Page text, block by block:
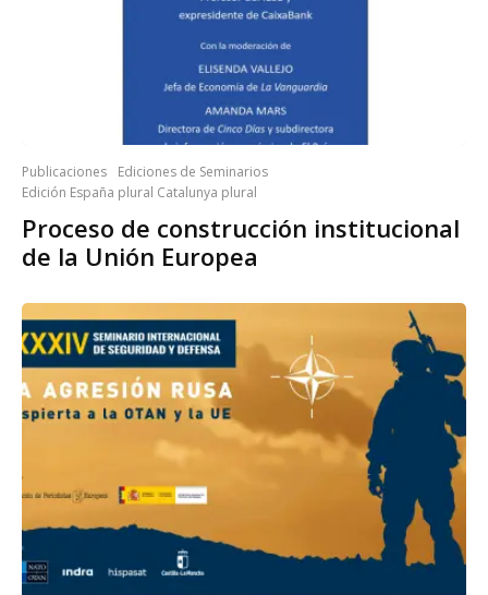
Publicaciones
Ediciones de Seminarios
Edición España plural Catalunya plural
Proceso de construcción institucional
de la Unión Europea